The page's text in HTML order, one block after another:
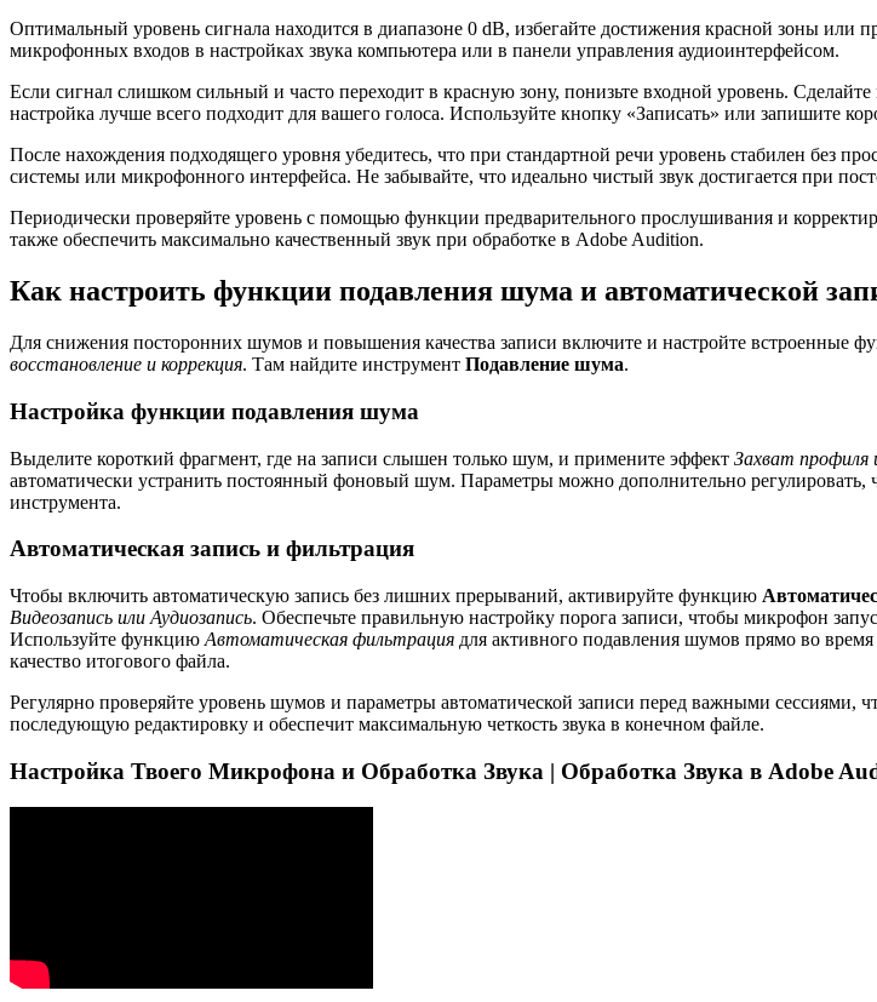
Оптимальный уровень сигнала находится в диапазоне 0 dB, избегайте достижения красной зоны или
микрофонных входов в настройках звука компьютера или в панели управления аудиоинтерфейсом.
Если сигнал слишком сильный и часто переходит в красную зону, понизьте входной уровень.
настройка лучше всего подходит для вашего голоса. Используйте кнопку «Записать» или запишите
После нахождения подходящего уровня убедитесь, что при стандартной речи уровень стабилен без
системы или микрофонного интерфейса. Не забывайте, что идеально чистый звук достигается при
Периодически проверяйте уровень с помощью функции предварительного прослушивания и
также обеспечить максимально качественный звук при обработке в Adobe Audition.
Как настроить функции подавления шума и автоматической
Для снижения посторонних шумов и повышения качества записи включите и настройте встроенные
восстановление и коррекция. Там найдите инструмент Подавление шума.
Настройка функции подавления шума
Выделите короткий фрагмент, где на записи слышен только шум, и примените эффект Захват профиля
автоматически устранить постоянный фоновый шум. Параметры можно дополнительно регулировать,
инструмента.
Автоматическая запись и фильтрация
Чтобы включить автоматическую запись без лишних прерываний, активируйте функцию
Видеозапись или Аудиозапись. Обеспечьте правильную настройку порога записи, чтобы микрофон
Используйте функцию Автоматическая фильтрация для активного подавления шумов прямо во
качество итогового файла.
Регулярно проверяйте уровень шумов и параметры автоматической записи перед важными сессиями,
последующую редактировку и обеспечит максимальную четкость звука в конечном файле.
Настройка Твоего Микрофона и Обработка Звука | Обработка Звука в Adobe